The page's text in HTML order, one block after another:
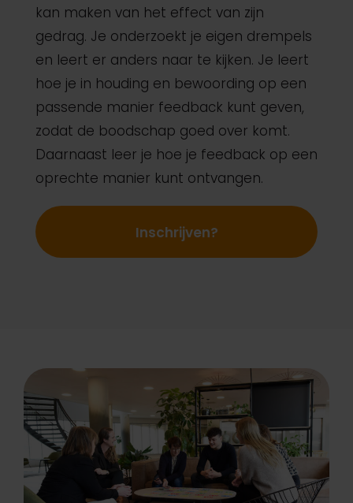
kan maken van het effect van zijn
gedrag. Je onderzoekt je eigen drempels
en leert er anders naar te kijken. Je leert
hoe je in houding en bewoording op een
passende manier feedback kunt geven,
zodat de boodschap goed over komt.
Daarnaast leer je hoe je feedback op een
oprechte manier kunt ontvangen.
Inschrijven?